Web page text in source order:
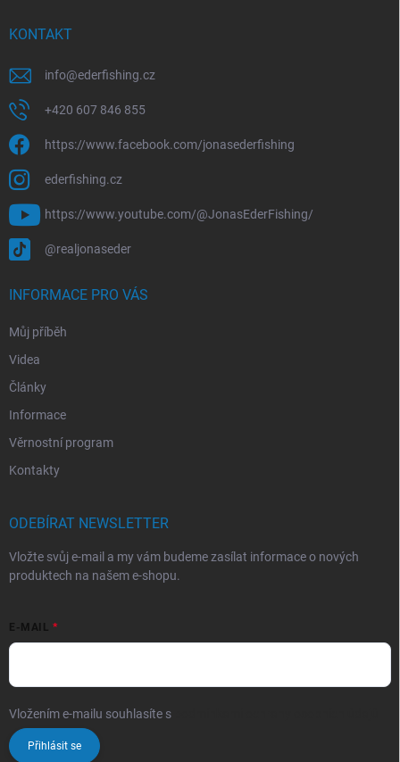
KONTAKT
info@ederfishing.cz
+420 607 846 855
https://www.facebook.com/jonasederfishing
ederfishing.cz
https://www.youtube.com/@JonasEderFishing/
@realjonaseder
INFORMACE PRO VÁS
Můj příběh
Videa
Články
Informace
Věrnostní program
Kontakty
ODEBÍRAT NEWSLETTER
Vložte svůj e-mail a my vám budeme zasílat informace o nových
produktech na našem e-shopu.
E-MAIL
Vložením e-mailu souhlasíte s
Přihlásit se